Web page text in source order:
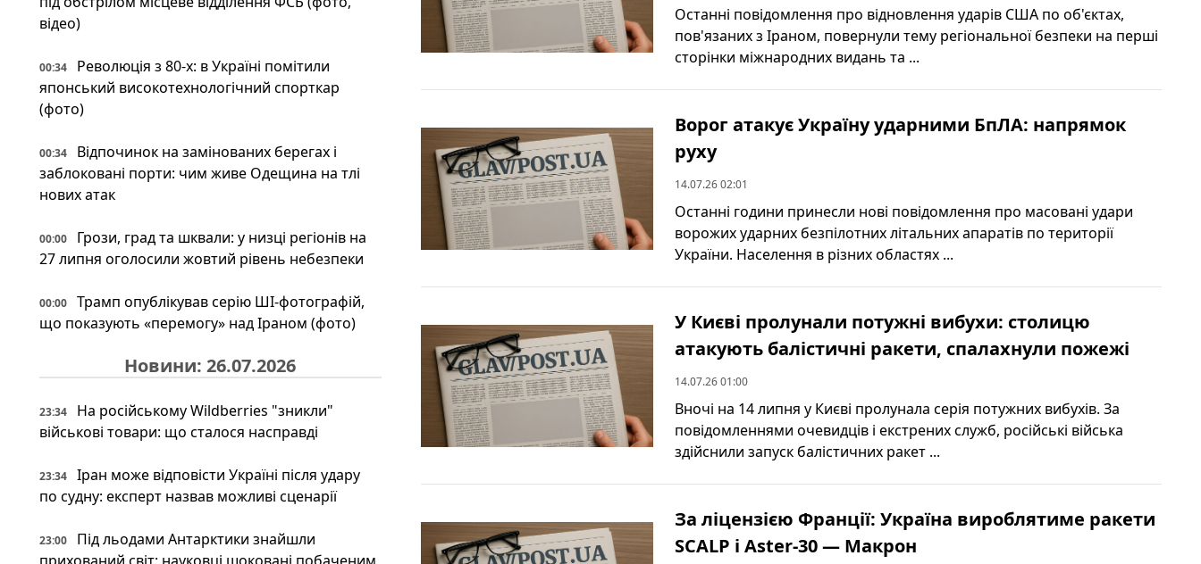
відео)
00:34
Революція з 80-х: в Україні помітили
японський високотехнологічний спорткар
(фото)
00:34
Відпочинок на замінованих берегах і
заблоковані порти: чим живе Одещина на тлі
нових атак
00:00
Грози, град та шквали: у низці регіонів на
27 липня оголосили жовтий рівень небезпеки
00:00
Трамп опублікував серію ШІ-фотографій,
що показують «перемогу» над Іраном (фото)
Новини: 26.07.2026
23:34
На російському Wildberries "зникли"
військові товари: що сталося насправді
23:34
Іран може відповісти Україні після удару
по судну: експерт назвав можливі сценарії
23:00
Під льодами Антарктики знайшли
Останні повідомлення про відновлення ударів США по об'єктах,
пов'язаних з Іраном, повернули тему регіональної безпеки на перші
сторінки міжнародних видань та ...
Ворог атакує Україну ударними БпЛА: напрямок
руху
14.07.26 02:01
Останні години принесли нові повідомлення про масовані удари
ворожих ударних безпілотних літальних апаратів по території
України. Населення в різних областях ...
У Києві пролунали потужні вибухи: столицю
атакують балістичні ракети, спалахнули пожежі
14.07.26 01:00
Вночі на 14 липня у Києві пролунала серія потужних вибухів. За
повідомленнями очевидців і екстрених служб, російські війська
здійснили запуск балістичних ракет ...
За ліцензією Франції: Україна вироблятиме ракети
SCALP і Aster-30 — Макрон